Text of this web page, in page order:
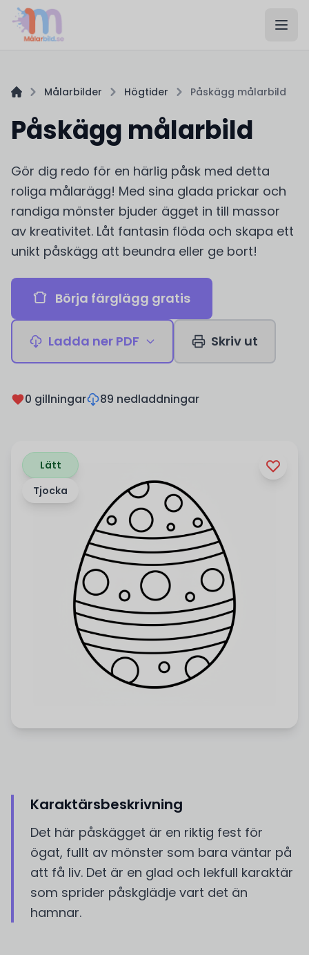
Målarbilder Högtider Påskägg målarbild
Påskägg målarbild
Gör dig redo för en härlig påsk med detta
roliga målarägg! Med sina glada prickar och
randiga mönster bjuder ägget in till massor
av kreativitet. Låt fantasin flöda och skapa ett
unikt påskägg att beundra eller ge bort!
Börja färglägg gratis
Ladda ner PDF Skriv ut
0 gillningar 89 nedladdningar
Lätt
Tjocka
Karaktärsbeskrivning
Det här påskägget är en riktig fest för
ögat, fullt av mönster som bara väntar på
att få liv. Det är en glad och lekfull karaktär
som sprider påskglädje vart det än
hamnar.